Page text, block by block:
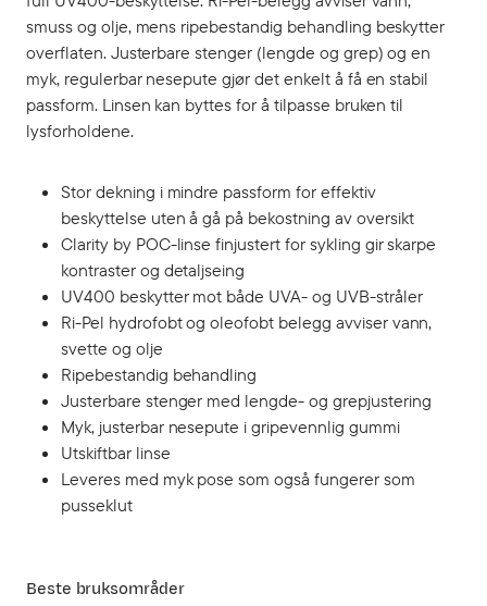
smuss og olje, mens ripebestandig behandling beskytter
overflaten. Justerbare stenger (lengde og grep) og en
myk, regulerbar nesepute gjør det enkelt å få en stabil
passform. Linsen kan byttes for å tilpasse bruken til
lysforholdene.
Stor dekning i mindre passform for effektiv
beskyttelse uten å gå på bekostning av oversikt
Clarity by POC-linse finjustert for sykling gir skarpe
kontraster og detaljseing
UV400 beskytter mot både UVA- og UVB-stråler
Ri-Pel hydrofobt og oleofobt belegg avviser vann,
svette og olje
Ripebestandig behandling
Justerbare stenger med lengde- og grepjustering
Myk, justerbar nesepute i gripevennlig gummi
Utskiftbar linse
Leveres med myk pose som også fungerer som
pusseklut
Beste bruksområder